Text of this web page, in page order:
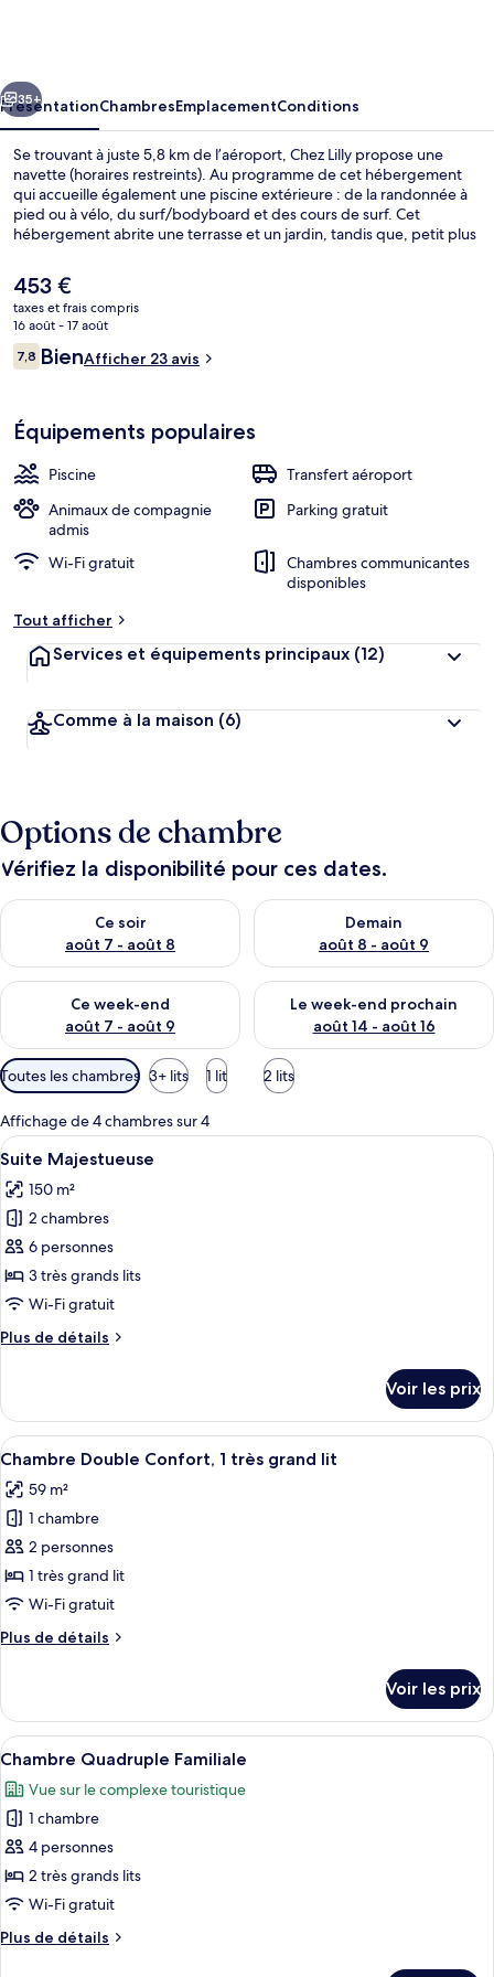
Suivant
35+
PrésentationChambresEmplacementConditions
Se trouvant à juste 5,8 km de l’aéroport, Chez Lilly propose une
navette (horaires restreints). Au programme de cet hébergement
qui accueille également une piscine extérieure : de la randonnée à
pied ou à vélo, du surf/bodyboard et des cours de surf. Cet
hébergement abrite une terrasse et un jardin, tandis que, petit plus
ondes.
Le
prix
actuel
est
de
453 €
taxes et frais compris
16 août - 17 août
Avis
voyageurs
7,87,8 sur 10
BienAfficher 23 avis
Équipements populaires
Piscine
Transfert aéroport
Animaux de compagnie
admis
Parking gratuit
Wi-Fi gratuit
Chambres communicantes
disponibles
Tout afficher
Services et équipements principaux (12)
Comme à la maison (6)
Options de chambre
Vérifiez la disponibilité pour ces dates.
Ce soir
août 7 - août 8
Vérifier la disponibilité pour ce soir août 7 - août 8
Demain
août 8 - août 9
Vérifier la disponibilité pour
Ce week-end
août 7 - août 9
Vérifier la disponibilité pour ce week-end août 7 - août 9
Le week-end prochain
août 14 - août 16
Vérifier la disponibilité pour
Filtres
disponibles
pour
les
chambres
Toutes les chambres 3+ lits 1 lit 2 lits
Affichage de 4 chambres sur 4
Afficher
toutes
les
photos
pour
ce
type
chambre :
Un espace aménagé au bord de la
12
Suite Majestueuse
150 m²
2 chambres
6 personnes
3 très grands lits
Wi-Fi gratuit
Plus de détails
Plus
le
type
de
Suite
Majestueuse
Voir les prix
Afficher
toutes
les
photos
pour
ce
type
chambre :
Confort,
1
très
grand
lit
Une salle de bain avec un miroir
13
Chambre Double Confort, 1 très grand lit
59 m²
1 chambre
2 personnes
1 très grand lit
Wi-Fi gratuit
Plus de détails
Plus
le
type
de
Chambre
Double
Confort,
très
grand
lit
Voir les prix
Afficher
toutes
les
photos
pour
ce
type
chambre :
Un espace aménagé au bord de la
7
Chambre Quadruple Familiale
Vue sur le complexe touristique
1 chambre
4 personnes
2 très grands lits
Wi-Fi gratuit
Plus de détails
Plus